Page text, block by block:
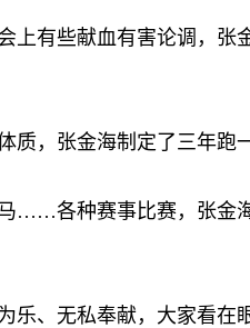
有些献血有害论调，张
，张金海制定了三年跑
各种赛事比赛，张金海
无私奉献，大家看在眼